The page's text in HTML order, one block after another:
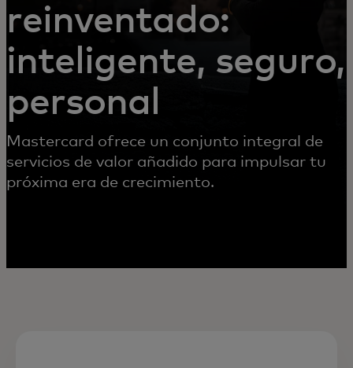
reinventado:
inteligente, seguro,
personal
Mastercard ofrece un conjunto integral de
servicios de valor añadido para impulsar tu
próxima era de crecimiento.